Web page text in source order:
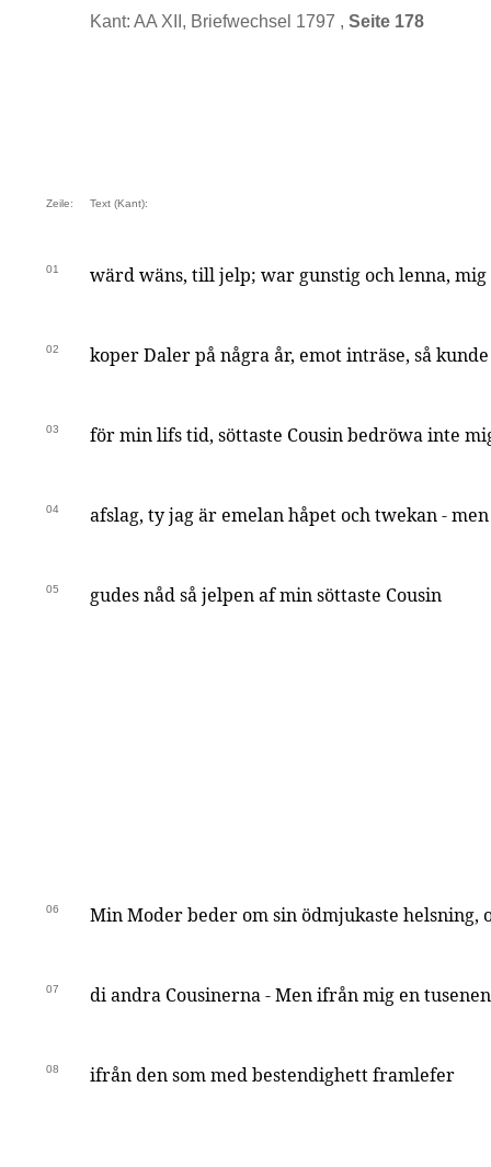
Kant: AA XII, Briefwechsel 1797 , Seite 178
Zeile: Text (Kant):
01 wärd wäns, till jelp; war gunstig och lenna, mig
02 koper Daler på några år, emot inträse, så
03 för min lifs tid, söttaste Cousin bedröwa inte
04 afslag, ty jag är emelan håpet och twekan -
05 gudes nåd så jelpen af min söttaste Cousin
06 Min Moder beder om sin ödmjukaste helsning,
07 di andra Cousinerna - Men ifrån mig en
08 ifrån den som med bestendighett framlefer